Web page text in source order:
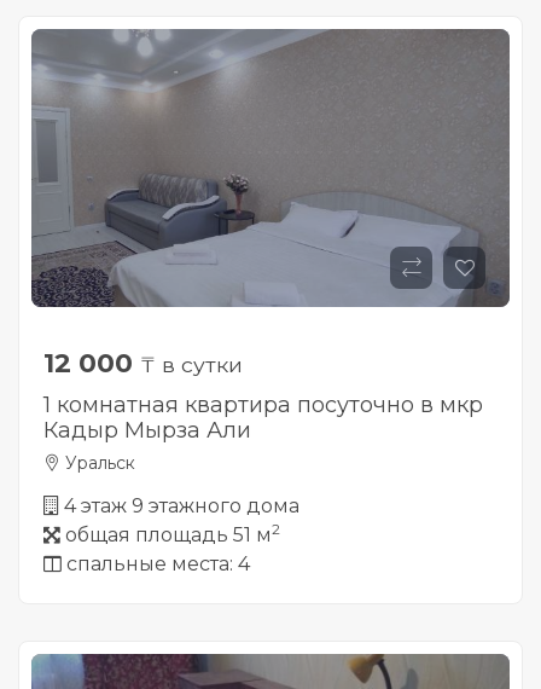
12 000 ₸ в сутки
1 комнатная квартира посуточно в мкр
Кадыр Мырза Али
Уральск
4 этаж 9 этажного дома
общая площадь 51 м2
спальные места: 4